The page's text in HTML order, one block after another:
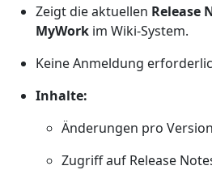
Zeigt die aktuellen Release
MyWork im Wiki-System.
Keine Anmeldung
Inhalte:
Änderungen pro Version
Zugriff auf Release